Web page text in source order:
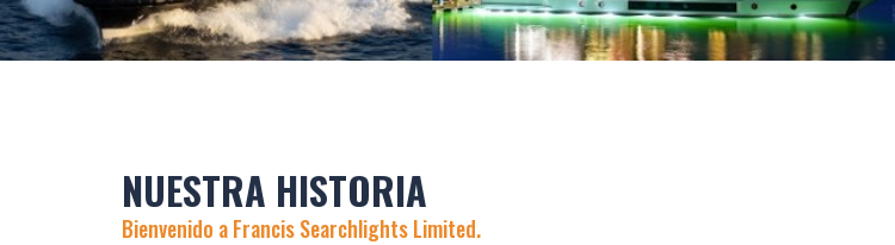
NUESTRA HISTORIA
Bienvenido a Francis Searchlights Limited.